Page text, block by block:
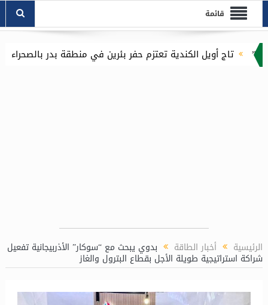
قائمة
تعتزم حفر بئرين في منطقة بدر بالصحراء الغربية باستثمارات 16.1 مليون دولار
الرئيسية أخبار الطاقة بدوي يبحث مع “سوكار” الأذربيجانية تفعيل
شراكة استراتيجية طويلة الأجل بقطاع البترول والغاز